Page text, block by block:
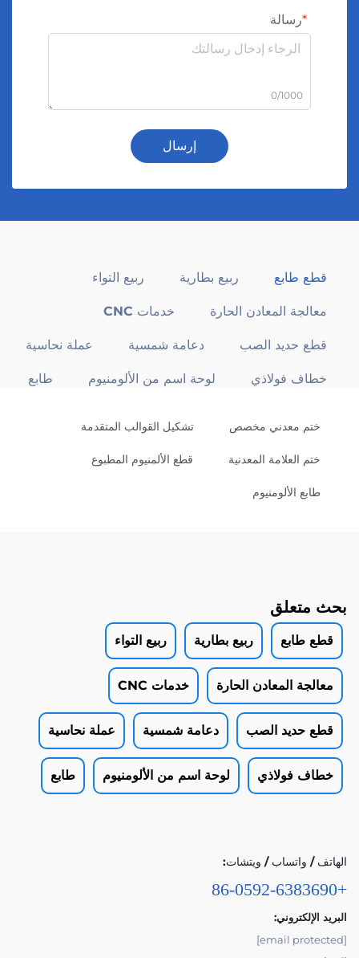
رسالة
0/1000
إرسال
قطع طابع ربيع بطارية ربيع التواء
معالجة المعادن الحارة خدمات CNC
قطع حديد الصب دعامة شمسية عملة نحاسية
خطاف فولاذي لوحة اسم من الألومنيوم طابع
ختم معدني مخصص تشكيل القوالب المتقدمة
ختم العلامة المعدنية قطع الألمنيوم المطبوع
طابع الألومنيوم
بحث متعلق
قطع طابع ربيع بطارية ربيع التواء
معالجة المعادن الحارة خدمات CNC
قطع حديد الصب دعامة شمسية عملة نحاسية
خطاف فولاذي لوحة اسم من الألومنيوم طابع
الهاتف / واتساب / ويتشات:
+86-0592-6383690
البريد الإلكتروني:
[email protected]